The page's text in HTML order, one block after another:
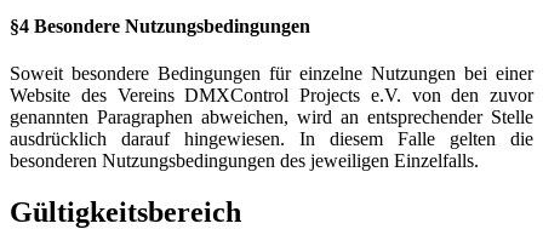
§4 Besondere Nutzungsbedingungen
Soweit besondere Bedingungen für einzelne Nutzungen bei einer
Website des Vereins DMXControl Projects e.V. von den zuvor
genannten Paragraphen abweichen, wird an entsprechender Stelle
ausdrücklich darauf hingewiesen. In diesem Falle gelten die
besonderen Nutzungsbedingungen des jeweiligen Einzelfalls.
Gültigkeitsbereich